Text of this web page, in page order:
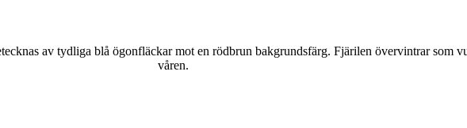
av tydliga blå ögonfläckar mot en rödbrun bakgrundsfärg. Fjärilen övervintrar som
våren.